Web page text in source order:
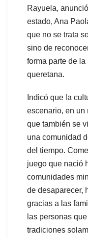
Rayuela,
estado, Ana
que no se trata
sino de
forma parte de
queretana.
Indicó que la
escenario, en un
que también se
una comunidad
del tiempo.
juego que nació
comunidades
de desaparecer,
gracias a las
las personas
tradiciones